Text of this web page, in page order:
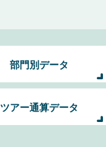
部門別データ
ツアー通算データ